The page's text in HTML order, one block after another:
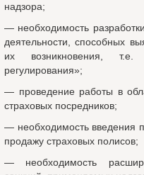
надзора;
— необходимость
деятельности, способных
их возникновения, т.е.
регулирования»;
— проведение работы в
страховых посредников;
— необходимость введения
продажу страховых полисов;
— необходимость